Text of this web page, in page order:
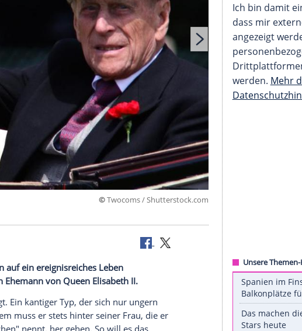
Twocoms / Shutterstock.com
II.